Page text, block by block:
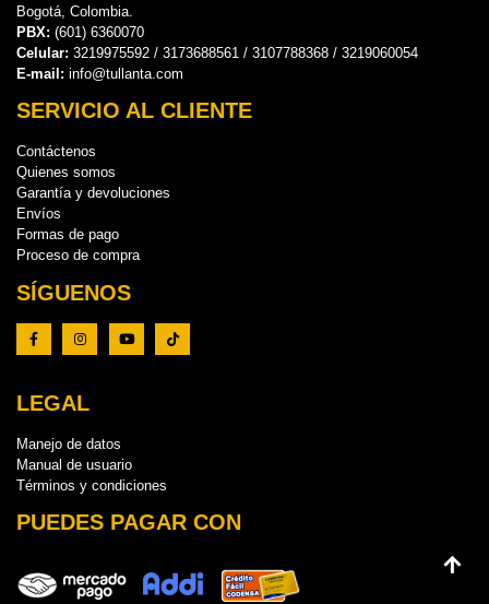
Bogotá, Colombia.
PBX: (601) 6360070
Celular: 3219975592 / 3173688561 / 3107788368 / 3219060054
E-mail: info@tullanta.com
SERVICIO AL CLIENTE
Contáctenos
Quienes somos
Garantía y devoluciones
Envíos
Formas de pago
Proceso de compra
SÍGUENOS
LEGAL
Manejo de datos
Manual de usuario
Términos y condiciones
PUEDES PAGAR CON